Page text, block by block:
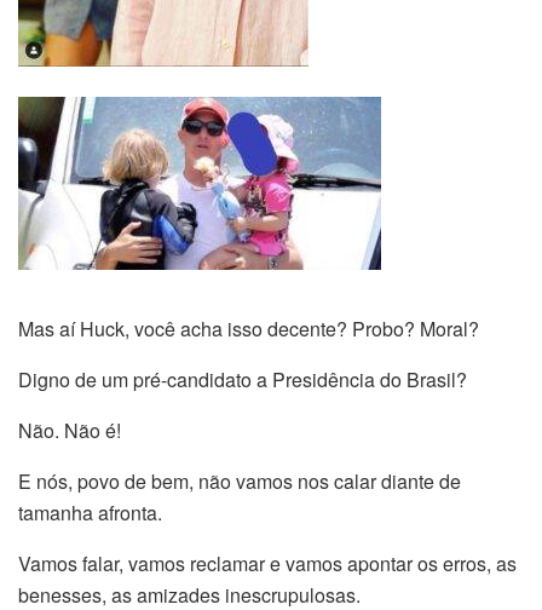
Mas aí Huck, você acha isso decente? Probo? Moral?
Digno de um pré-candidato a Presidência do Brasil?
Não. Não é!
E nós, povo de bem, não vamos nos calar diante de
tamanha afronta.
Vamos falar, vamos reclamar e vamos apontar os erros, as
benesses, as amizades inescrupulosas.